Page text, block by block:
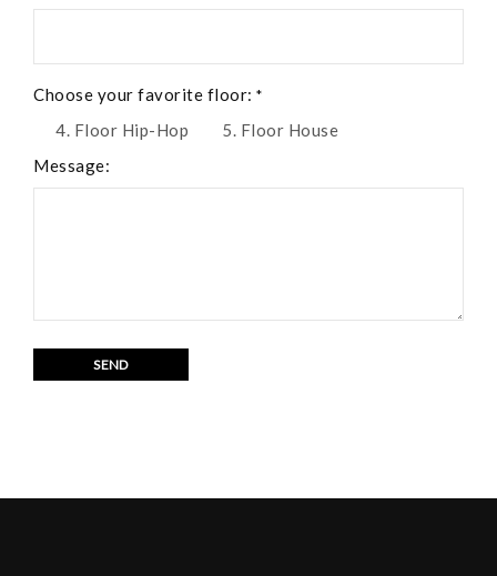
Choose your favorite floor: *
4. Floor Hip-Hop
5. Floor House
Message: